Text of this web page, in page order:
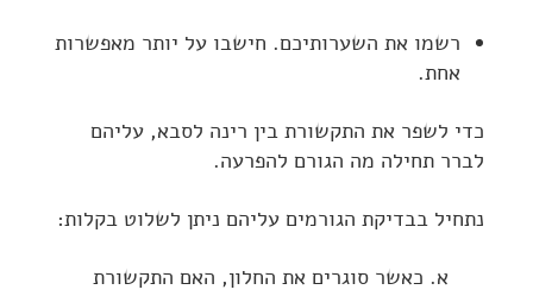
רשמו את השערותיכם. חישבו על יותר מאפשרות
אחת.
כדי לשפר את התקשורת בין רינה לסבא, עליהם
לברר תחילה מה הגורם להפרעה.
נתחיל בבדיקת הגורמים עליהם ניתן לשלוט בקלות:
א. כאשר סוגרים את החלון, האם התקשורת